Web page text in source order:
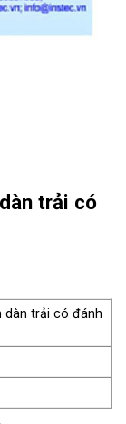
trải có
dàn trải có đánh